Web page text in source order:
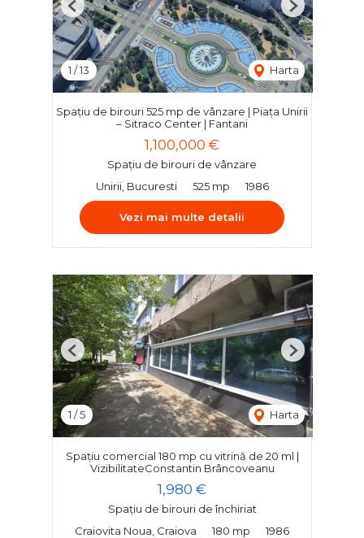
1 /13 Harta
Previous Next
Spațiu de birouri 525 mp de vânzare | Piața Unirii
– Sitraco Center | Fantani
1,100,000 €
Spațiu de birouri de vânzare
Unirii, Bucuresti
525 mp 1986
Vezi mai multe detalii
1 /5 Harta
Previous Next
Spațiu comercial 180 mp cu vitrină de 20 ml |
VizibilitateConstantin Brâncoveanu
1,980 €
Spațiu de birouri de închiriat
Craiovita Noua, Craiova
180 mp 1986